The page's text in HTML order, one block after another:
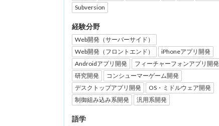
Subversion
経験分野
Web開発（サーバーサイド）
Web開発（フロントエンド）
iPhoneアプリ開発
Androidアプリ開発
フィーチャーフォンアプリ開発
研究開発
コンシューマーゲーム開発
デスクトップアプリ開発
OS・ミドルウェア開発
制御組み込み系開発
汎用系開発
語学